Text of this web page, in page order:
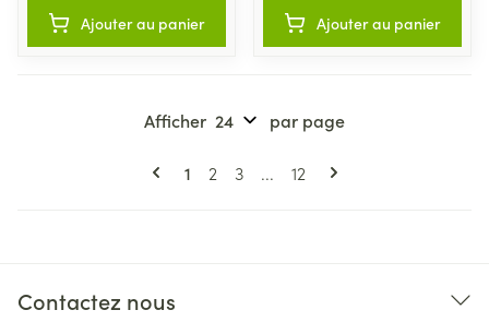
Ajouter au panier Ajouter au panier
Vous lisez actuellement la page
1 Page
2 Page
3 ... Page
12
Afficher par page
Contactez nous